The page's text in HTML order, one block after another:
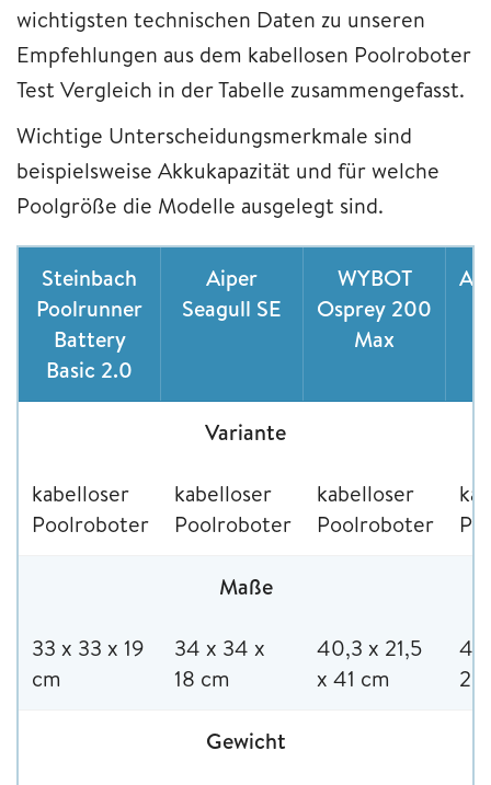
wichtigsten technischen Daten zu unseren
Empfehlungen aus dem kabellosen Poolroboter
Test Vergleich in der Tabelle zusammengefasst.
Wichtige Unterscheidungsmerkmale sind
beispielsweise Akkukapazität und für welche
Poolgröße die Modelle ausgelegt sind.
Steinbach
Poolrunner
Battery
Basic 2.0
Aiper
Seagull SE
WYBOT
Osprey 200
Max
Variante
kabelloser
Poolroboter
kabelloser
Poolroboter
kabelloser
Poolroboter
Maße
33 x 33 x 19
cm
34 x 34 x
18 cm
40,3 x 21,5
x 41 cm
Gewicht